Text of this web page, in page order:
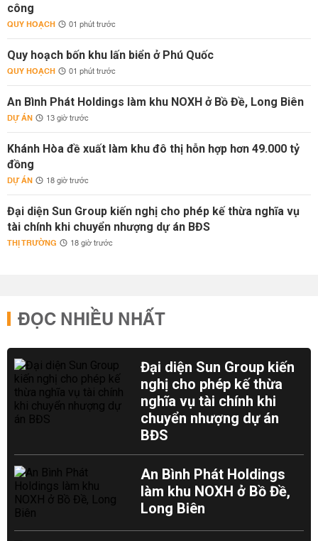
công
QUY HOẠCH 01 phút trước
Quy hoạch bốn khu lấn biển ở Phú Quốc
QUY HOẠCH 01 phút trước
An Bình Phát Holdings làm khu NOXH ở Bồ Đề, Long Biên
DỰ ÁN 13 giờ trước
Khánh Hòa đề xuất làm khu đô thị hỗn hợp hơn 49.000 tỷ
đồng
DỰ ÁN 18 giờ trước
Đại diện Sun Group kiến nghị cho phép kế thừa nghĩa vụ
tài chính khi chuyển nhượng dự án BĐS
THỊ TRƯỜNG 18 giờ trước
ĐỌC NHIỀU NHẤT
Đại diện Sun Group kiến
nghị cho phép kế thừa
nghĩa vụ tài chính khi
chuyển nhượng dự án
BĐS
An Bình Phát Holdings
làm khu NOXH ở Bồ Đề,
Long Biên